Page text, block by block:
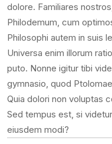
dolore. Familiares
Philodemum, cum
Philosophi autem in suis
Universa enim illorum
puto. Nonne igitur tibi
gymnasio, quod
Quia dolori non voluptas
Sed tempus est, si
eiusdem modi?